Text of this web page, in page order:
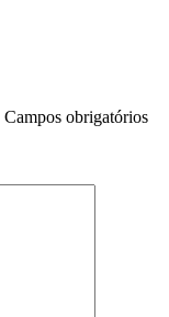
Campos obrigatórios